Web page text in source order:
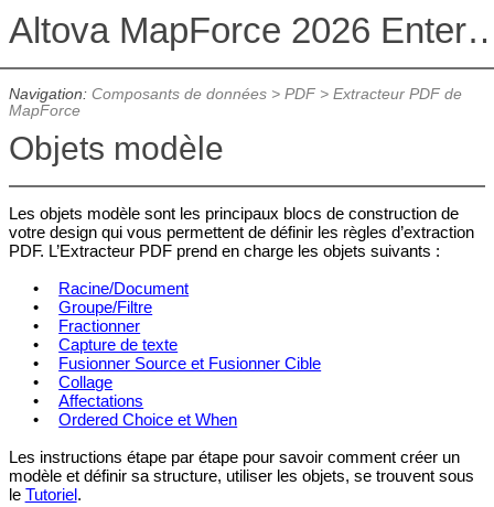
Altova MapForce 2026
Navigation: Composants de données> PDF> Extracteur PDF de
MapForce
Objets modèle
Les objets modèle sont les principaux blocs de construction de
votre design qui vous permettent de définir les règles d’extraction
PDF. L’Extracteur PDF prend en charge les objets suivants :
•
Racine/Document
•
Groupe/Filtre
•
Fractionner
•
Capture de texte
•
Fusionner Source et Fusionner Cible
•
Collage
•
Affectations
•
Ordered Choice et When
Les instructions étape par étape pour savoir comment créer un
modèle et définir sa structure, utiliser les objets, se trouvent sous
le Tutoriel.